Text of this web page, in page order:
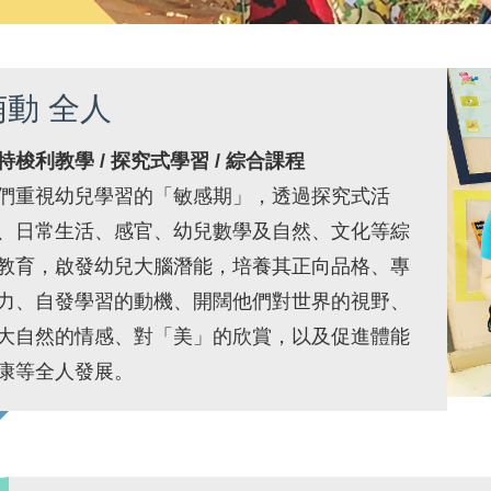
全人
梭利教學 / 探究式學習 / 綜合課程
重視幼兒學習的「敏感期」，透過探究式活
日常生活、感官、幼兒數學及自然、文化等綜
育，啟發幼兒大腦潛能，培養其正向品格、專
、自發學習的動機、開闊他們對世界的視野、
自然的情感、對「美」的欣賞，以及促進體能
等全人發展。